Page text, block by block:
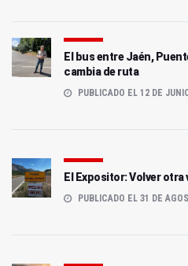
El bus entre Jaén,
cambia de ruta
PUBLICADO EL 12 DE
El Expositor: Volver otra
PUBLICADO EL 31 DE